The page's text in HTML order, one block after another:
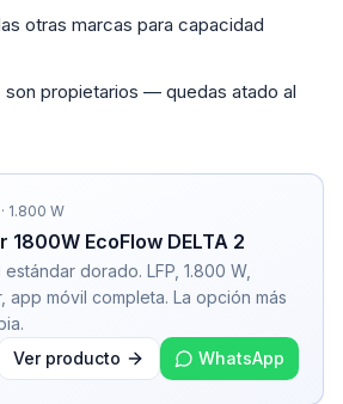
otras marcas para capacidad
propietarios — quedas atado al
· 1.800 W
1800W EcoFlow DELTA 2
dorado. LFP, 1.800 W,
app móvil completa. La opción más
Ver producto WhatsApp